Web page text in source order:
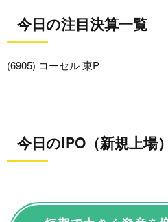
今日の注目決算一覧
(6905) コーセル 東P
今日のIPO（新規上場